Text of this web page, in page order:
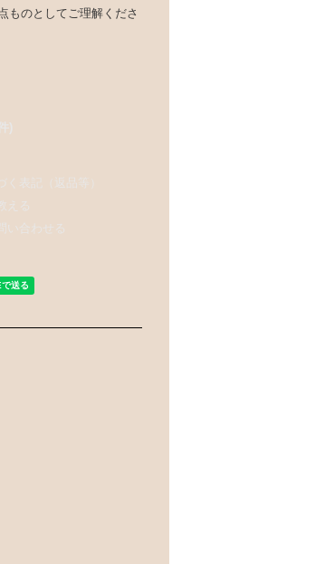
ものとしてご理解くださ
)
く表記（返品等）
える
い合わせる